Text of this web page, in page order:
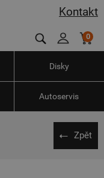
Kontakt
0
Disky
Autoservis
Zpět